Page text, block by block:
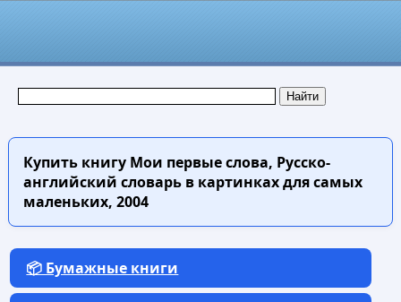
Купить книгуМои первые слова, Русско-
английский словарь в картинках для самых
маленьких, 2004
📦 Бумажные книги